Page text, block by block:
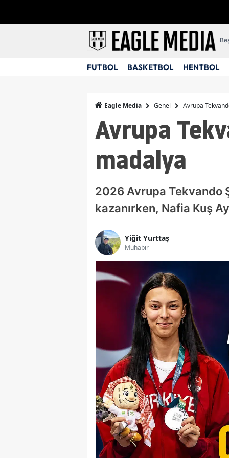
FUTBOL BASKETBOL HENTBOL
Eagle Media Genel Avrupa
Avrupa
madalya
2026 Avrupa Tekvando
kazanırken, Nafia Kuş
Yiğit Yurttaş
Muhabir